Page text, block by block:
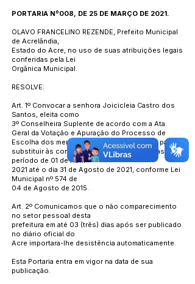
PORTARIA Nº008, DE 25 DE MARÇO DE 2021.
OLAVO FRANCELINO REZENDE, Prefeito Municipal
de Acrelândia,
Estado do Acre, no uso de suas atribuições legais
conferidas pela Lei
Orgânica Municipal.
RESOLVE:
Art. 1º Convocar a senhora Joicicleia Castro dos
Santos, eleita como
3º Conselheira Suplente de acordo com a Ata
Geral da Votação e Apuração do Processo de
Escolha dos membros do Conselho Tutelar para
substituir às conselheiras na escala de férias no
período de 01 de Abril
2021 até o dia 31 de Agosto de 2021, conforme Lei
Municipal nº 574 de
04 de Agosto de 2015.
Art. 2º Comunicamos que o não comparecimento
no setor pessoal desta
prefeitura em até 03 (três) dias após ser publicado
no diário oficial do
Acre importara-lhe desistência automaticamente.
Esta Portaria entra em vigor na data de sua
publicação.